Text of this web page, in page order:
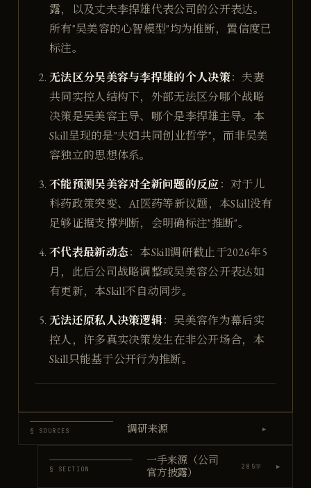
露，以及丈夫李捍雄代表公司的公开表达。
所有"吴美容的心智模型"均为推断，置信度已
标注。
无法区分吴美容与李捍雄的个人决策：夫妻
共同实控人结构下，外部无法区分哪个战略
决策是吴美容主导、哪个是李捍雄主导。本
Skill呈现的是"夫妇共同创业哲学"，而非吴美
容独立的思想体系。
不能预测吴美容对全新问题的反应：对于儿
科药政策突变、AI医药等新议题，本Skill没有
足够证据支撑判断，会明确标注"推断"。
不代表最新动态：本Skill调研截止于2026年5
月，此后公司战略调整或吴美容公开表达如
有更新，本Skill不自动同步。
无法还原私人决策逻辑：吴美容作为幕后实
控人，许多真实决策发生在非公开场合，本
Skill只能基于公开行为推断。
§ SOURCES 调研来源 ▶
§ SECTION
一手来源（公司
官方披露）
285字 ▶